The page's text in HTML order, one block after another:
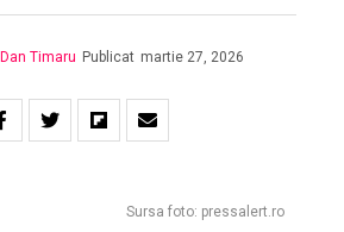
Dan Timaru Publicat martie 27, 2026
Sursa foto: pressalert.ro